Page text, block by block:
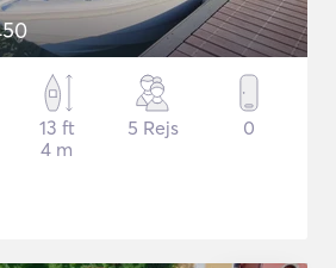
13 ft
4 m
5 Rejs 0